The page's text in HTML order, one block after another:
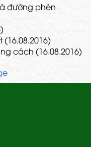
đường phèn
cách (16.08.2016)